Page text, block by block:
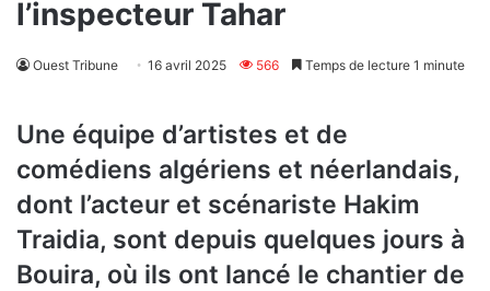
l’inspecteur Tahar
Ouest Tribune 16 avril 2025 566 Temps de lecture 1 minute
Une équipe d’artistes et de
comédiens algériens et néerlandais,
dont l’acteur et scénariste Hakim
Traidia, sont depuis quelques jours à
Bouira, où ils ont lancé le chantier de